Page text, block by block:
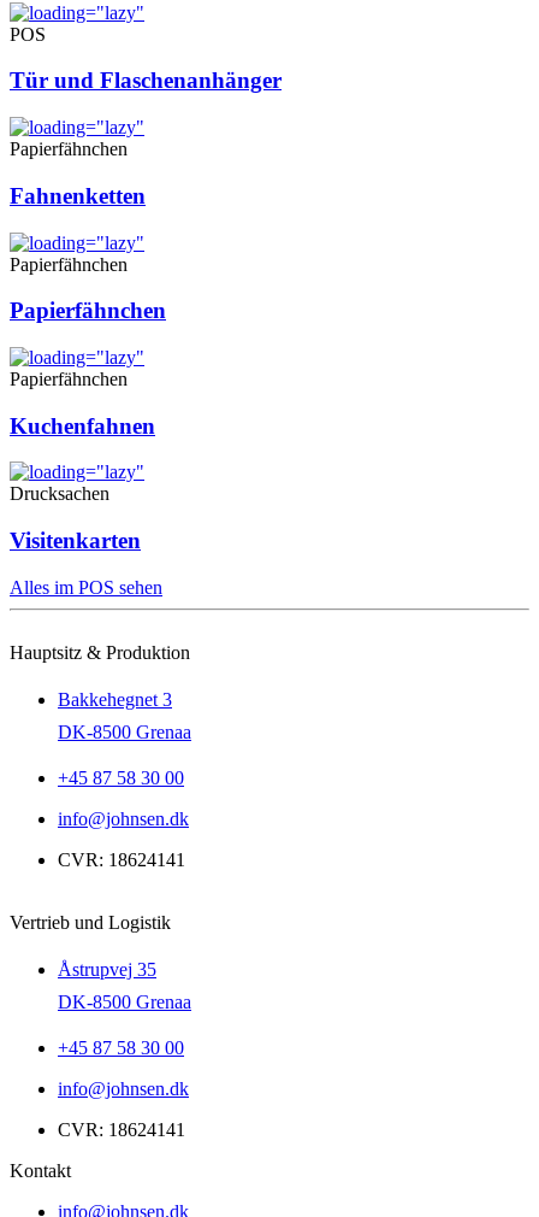
POS
Tür und Flaschenanhänger
Papierfähnchen
Fahnenketten
Papierfähnchen
Papierfähnchen
Papierfähnchen
Kuchenfahnen
Drucksachen
Visitenkarten
Alles im POS sehen
Hauptsitz & Produktion
Bakkehegnet 3
DK-8500 Grenaa
+45 87 58 30 00
info@johnsen.dk
CVR: 18624141
Vertrieb und Logistik
Åstrupvej 35
DK-8500 Grenaa
+45 87 58 30 00
info@johnsen.dk
CVR: 18624141
Kontakt
info@johnsen.dk